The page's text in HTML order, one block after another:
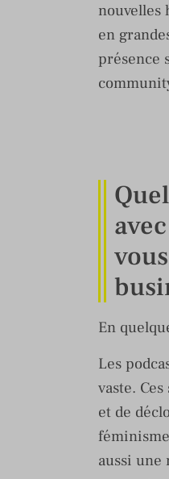
nouvelles
en
présence
En
Les
vaste.
et de
aussi une